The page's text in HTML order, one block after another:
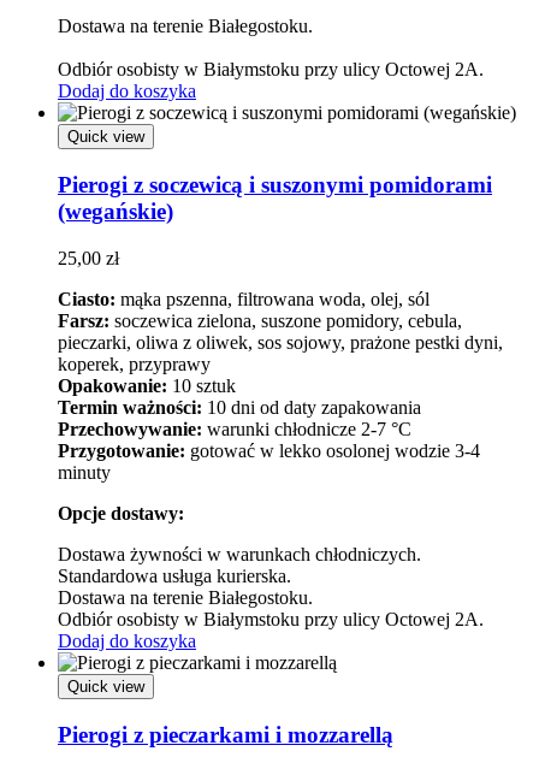
Dostawa na terenie Białegostoku.
Odbiór osobisty w Białymstoku przy ulicy Octowej 2A.
Dodaj do koszyka
Quick view
Pierogi z soczewicą i suszonymi pomidorami
(wegańskie)
25,00 zł
Ciasto: mąka pszenna, filtrowana woda, olej, sól
Farsz: soczewica zielona, suszone pomidory, cebula,
pieczarki, oliwa z oliwek, sos sojowy, prażone pestki dyni,
koperek, przyprawy
Opakowanie: 10 sztuk
Termin ważności: 10 dni od daty zapakowania
Przechowywanie: warunki chłodnicze 2-7 °C
Przygotowanie: gotować w lekko osolonej wodzie 3-4
minuty
Opcje dostawy:
Dostawa żywności w warunkach chłodniczych.
Standardowa usługa kurierska.
Dostawa na terenie Białegostoku.
Odbiór osobisty w Białymstoku przy ulicy Octowej 2A.
Dodaj do koszyka
Quick view
Pierogi z pieczarkami i mozzarellą